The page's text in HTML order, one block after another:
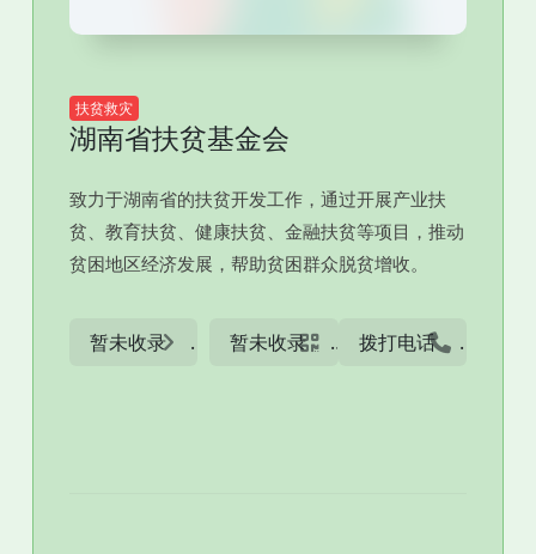
扶贫救灾
湖南省扶贫基金会
致力于湖南省的扶贫开发工作，通过开展产业扶
贫、教育扶贫、健康扶贫、金融扶贫等项目，推动
贫困地区经济发展，帮助贫困群众脱贫增收。
暂未收录 暂未收录 拨打电话